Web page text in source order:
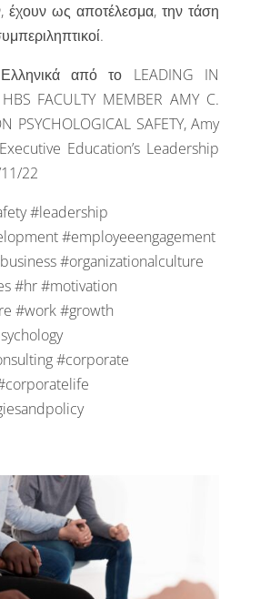
έχουν ως αποτέλεσμα, την τάση
από το LEADING IN
FACULTY MEMBER AMY C.
PSYCHOLOGICAL SAFETY, Amy
Education’s Leadership
22
#leadership
#employeeengagement
#organizationalculture
#hr #motivation
#work #growth
#corporate